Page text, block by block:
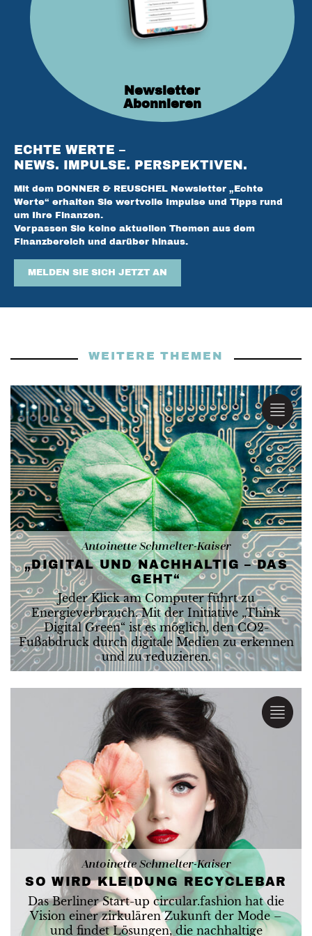
ECHTE WERTE –
NEWS. IMPULSE. PERSPEKTIVEN.
Mit dem DONNER & REUSCHEL Newsletter „Echte
Werte“ erhalten Sie wertvolle Impulse und Tipps rund
um Ihre Finanzen.
Verpassen Sie keine aktuellen Themen aus dem
Finanzbereich und darüber hinaus.
MELDEN SIE SICH JETZT AN
Newsletter
Abonnieren
WEITERE THEMEN
Antoinette Schmelter-Kaiser
„DIGITAL UND NACHHALTIG – DAS
GEHT“
Jeder Klick am Computer führt zu
Energieverbrauch. Mit der Initiative „Think
Digital Green“ ist es möglich, den CO2-
Fußabdruck durch digitale Medien zu erkennen
und zu reduzieren.
Antoinette Schmelter-Kaiser
SO WIRD KLEIDUNG RECYCLEBAR
Das Berliner Start-up circular.fashion hat die
Vision einer zirkulären Zukunft der Mode –
und findet Lösungen, die nachhaltige